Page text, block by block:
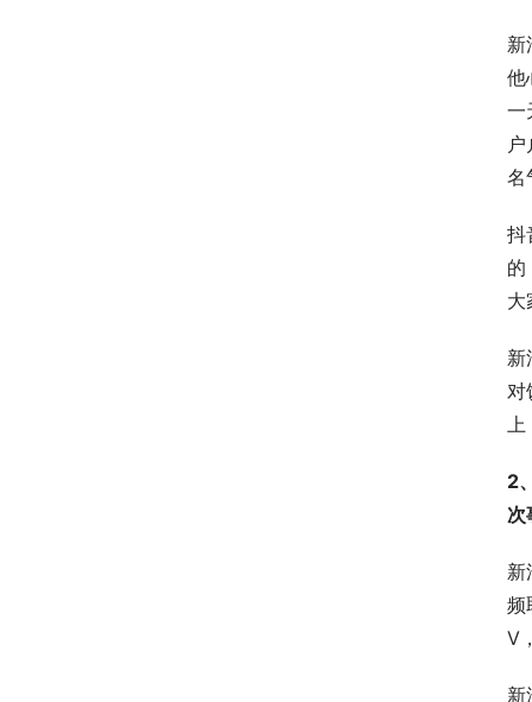
新
他
一
名
抖
的
大
新
对
2
次
新
频
V
新